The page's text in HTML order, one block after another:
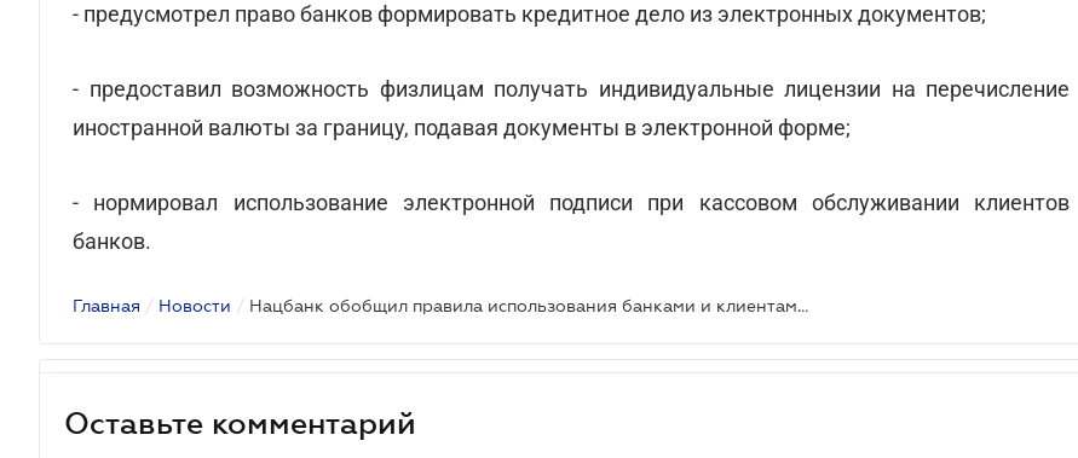
- предусмотрел право банков формировать кредитное дело из электронных документов;
- предоставил возможность физлицам получать индивидуальные лицензии на перечисление
иностранной валюты за границу, подавая документы в электронной форме;
- нормировал использование электронной подписи при кассовом обслуживании клиентов
банков.
Главная / Новости / Нацбанк обобщил правила использования банками и клиентами электронной подписи
Оставьте комментарий